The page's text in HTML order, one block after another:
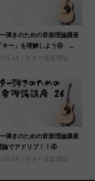
弾きのための音楽理論講座
キー」を理解しよう④ ...
ギター音楽理論
弾きのための音楽理論講座
論でアドリブ！！④
ギター音楽理論